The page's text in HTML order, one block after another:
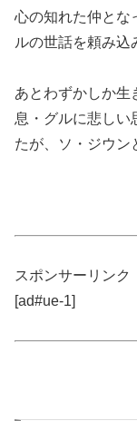
心の知れた仲とな
ルの世話を頼み込
あとわずかしか生
息・グルに悲しい
たが、ソ・ジウン
スポンサーリンク
[ad#ue-1]